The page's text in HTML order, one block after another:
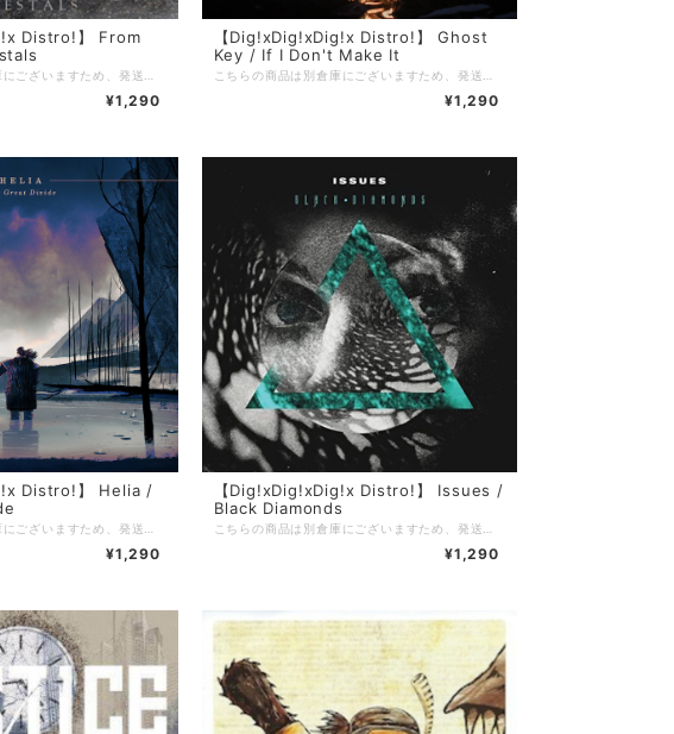
Distro!】 From
こちらの商品は別倉庫にございますため、発送までに3〜4週間を頂戴しております。 ※通常発送の商品と一緒にご注文頂いた場合はすべての商品が揃い次第の発送となりますことご留意のほどお願い申し上げます。 =================================== 【Dig!xDig!xDig!x Distro!】 当店を利用したことがある方の多くは知っているであろう、滋賀のDig!xDig!xDig!x Distro!。 現在店主のやんち氏(5PM PROMISE / JUSTICE FOR REASON)が中国にいるため、彼が帰国するまでの間当店でDig!xDig!xDig!x Distro!の在庫を預かり販売しております。 当店で売れたDig!xDig!xDig!x Distro!の売り上げは彼のお店が復帰後にお渡しするので、それでまたヲタ歓喜な音源を入荷してもらいましょう！
¥1,290
【Dig!xDig!xDig!x Distro!】 Ghost
Key / If I Don't Make It
こちらの商品は別倉庫にございますため、発送までに3〜4週間を頂戴しております。 ※通常発送の商品と一緒にご注文頂いた場合はすべての商品が揃い次第の発送となりますことご留意のほどお願い申し上げます。 =================================== 【Dig!xDig!xDig!x Distro!】 当店を利用したことがある方の多くは知っているであろう、滋賀のDig!xDig!xDig!x Distro!。 現在店主のやんち氏(5PM PROMISE / JUSTICE FOR REASON)が中国にいるため、彼が帰国するまでの間当店でDig!xDig!xDig!x Distro!の在庫を預かり販売しております。 当店で売れたDig!xDig!xDig!x Distro!の売り上げは彼のお店が復帰後にお渡しするので、それでまたヲタ歓喜な音源を入荷してもらいましょう！
¥1,290
Distro!】 Helia /
こちらの商品は別倉庫にございますため、発送までに3〜4週間を頂戴しております。 ※通常発送の商品と一緒にご注文頂いた場合はすべての商品が揃い次第の発送となりますことご留意のほどお願い申し上げます。 =================================== 【Dig!xDig!xDig!x Distro!】 当店を利用したことがある方の多くは知っているであろう、滋賀のDig!xDig!xDig!x Distro!。 現在店主のやんち氏(5PM PROMISE / JUSTICE FOR REASON)が中国にいるため、彼が帰国するまでの間当店でDig!xDig!xDig!x Distro!の在庫を預かり販売しております。 当店で売れたDig!xDig!xDig!x Distro!の売り上げは彼のお店が復帰後にお渡しするので、それでまたヲタ歓喜な音源を入荷してもらいましょう！
¥1,290
【Dig!xDig!xDig!x Distro!】 Issues /
Black Diamonds
こちらの商品は別倉庫にございますため、発送までに3〜4週間を頂戴しております。 ※通常発送の商品と一緒にご注文頂いた場合はすべての商品が揃い次第の発送となりますことご留意のほどお願い申し上げます。 =================================== 【Dig!xDig!xDig!x Distro!】 当店を利用したことがある方の多くは知っているであろう、滋賀のDig!xDig!xDig!x Distro!。 現在店主のやんち氏(5PM PROMISE / JUSTICE FOR REASON)が中国にいるため、彼が帰国するまでの間当店でDig!xDig!xDig!x Distro!の在庫を預かり販売しております。 当店で売れたDig!xDig!xDig!x Distro!の売り上げは彼のお店が復帰後にお渡しするので、それでまたヲタ歓喜な音源を入荷してもらいましょう！
¥1,290